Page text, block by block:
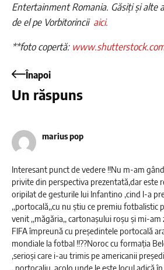
Entertainment Romania. Găsiți și alte
de el pe Vorbitorinciiaici.
**foto copertă:
Înapoi
Un răspuns
marius pop
Interesant punct de vedere !!Nu m-am
privite din perspectiva prezentată,dar este
oripilat de gesturile lui Infantino ,cind l-a
,,portocală,,cu nu știu ce premiu fotbalistic
venit ,,măgăria,, cartonașului roșu și mi-am
FIFA împreună cu președintele portocală
mondiale la fotbal !!??Noroc cu formația
,serioși care i-au trimis pe americanii
,,portocaliu,,acolo unde le este locul adică în